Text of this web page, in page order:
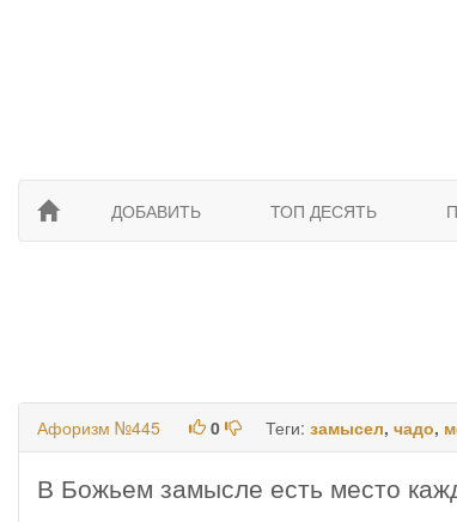
ДОБАВИТЬ ТОП ДЕСЯТЬ
Афоризм №445 0 Теги: замысел, чадо,
В Божьем замысле есть место